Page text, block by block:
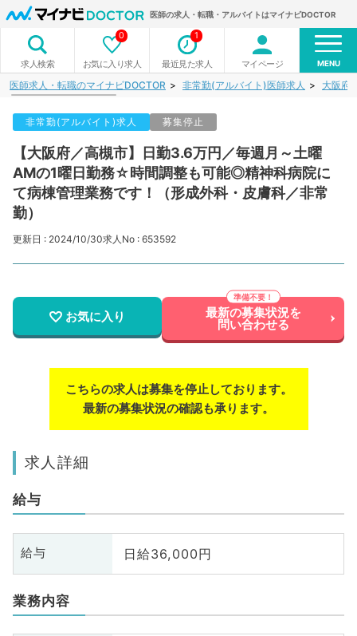
医師の求人・転職・アルバイトはマイナビDOCTOR
求人検索 お気に入り求人
0
最近見た求人
1
マイページ MENU
医師求人・転職のマイナビDOCTOR 非常勤(アルバイト)医師求人 大阪府
非常勤(アルバイト)求人 募集停止
【大阪府／高槻市】日勤3.6万円／毎週月～土曜
AMの1曜日勤務☆時間調整も可能◎精神科病院に
て病棟管理業務です！（形成外科・皮膚科／非常
勤）
更新日 : 2024/10/30求人No : 653592
お気に入り 最新の募集状況を
問い合わせる
こちらの求人は募集を停止しております。
最新の募集状況の確認も承ります。
求人詳細
給与
給与 日給36,000円
業務内容